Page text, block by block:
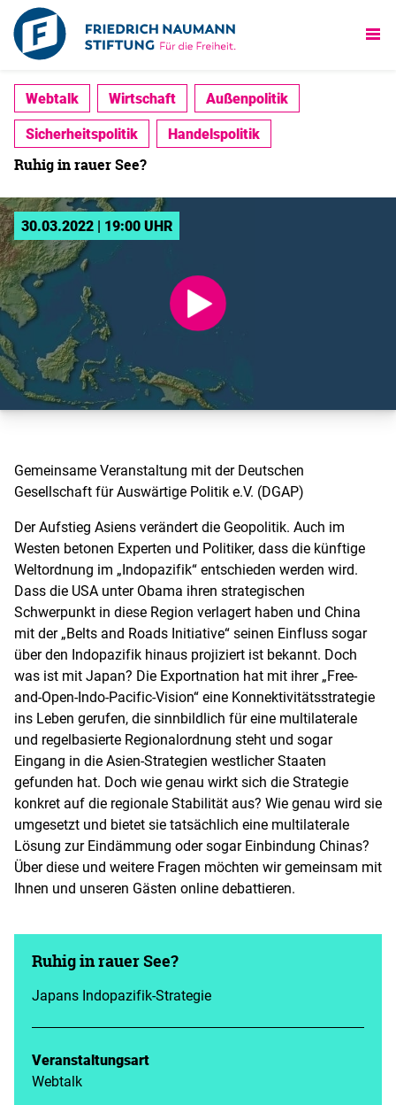
Webtalk Wirtschaft
Außenpolitik
Sicherheitspolitik
Handelspolitik
Ruhig in rauer See?
30.03.2022 | 19:00 UHR
Gemeinsame Veranstaltung mit der Deutschen
Gesellschaft für Auswärtige Politik e.V. (DGAP)
Der Aufstieg Asiens verändert die Geopolitik. Auch im
Westen betonen Experten und Politiker, dass die künftige
Weltordnung im „Indopazifik“ entschieden werden wird.
Dass die USA unter Obama ihren strategischen
Schwerpunkt in diese Region verlagert haben und China
mit der „Belts and Roads Initiative“ seinen Einfluss sogar
über den Indopazifik hinaus projiziert ist bekannt. Doch
was ist mit Japan? Die Exportnation hat mit ihrer „Free-
and-Open-Indo-Pacific-Vision“ eine Konnektivitätsstrategie
ins Leben gerufen, die sinnbildlich für eine multilaterale
und regelbasierte Regionalordnung steht und sogar
Eingang in die Asien-Strategien westlicher Staaten
gefunden hat. Doch wie genau wirkt sich die Strategie
konkret auf die regionale Stabilität aus? Wie genau wird sie
umgesetzt und bietet sie tatsächlich eine multilaterale
Lösung zur Eindämmung oder sogar Einbindung Chinas?
Über diese und weitere Fragen möchten wir gemeinsam mit
Ihnen und unseren Gästen online debattieren.
Ruhig in rauer See?
Japans Indopazifik-Strategie
Veranstaltungsart
Webtalk